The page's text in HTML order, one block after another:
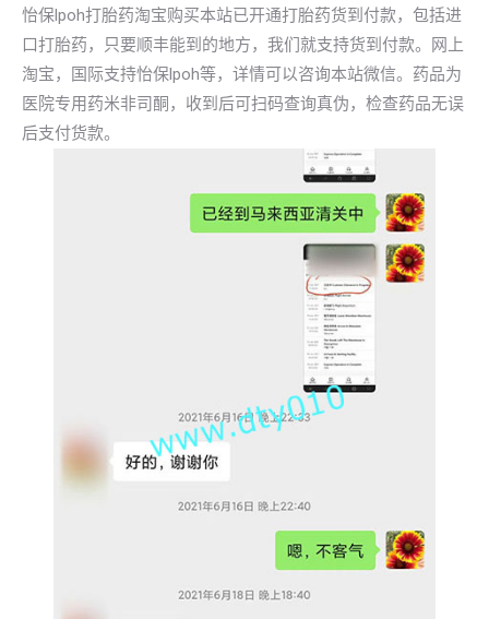
怡保lpoh打胎药淘宝购买本站已开通打胎药货到付款，包括进
口打胎药，只要顺丰能到的地方，我们就支持货到付款。网上
淘宝，国际支持怡保lpoh等，详情可以咨询本站微信。药品为
医院专用药米非司酮，收到后可扫码查询真伪，检查药品无误
后支付货款。